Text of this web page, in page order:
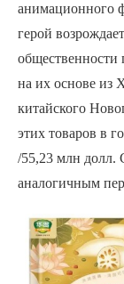
анимационного
герой
общественности
на их основе из
китайского
этих товаров в
/55,23 млн долл.
аналогичным